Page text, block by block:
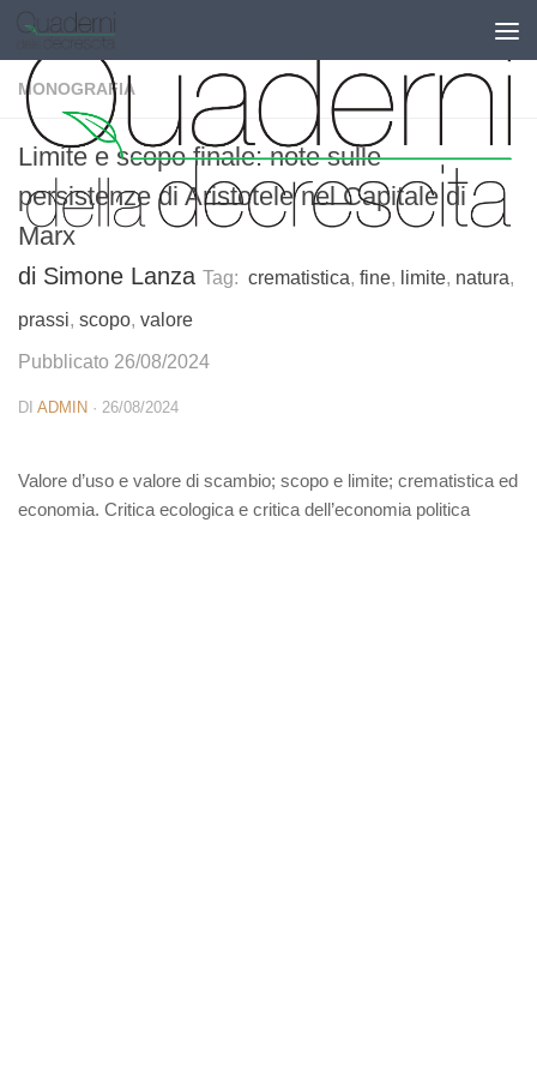
Salta al contenuto
MONOGRAFIA
Limite e scopo finale: note sulle
persistenze di Aristotele nel Capitale di
Marx
di Simone Lanza Tag: crematistica, fine, limite, natura,
prassi, scopo, valore
Pubblicato 26/08/2024
DI ADMIN · 26/08/2024
Valore d’uso e valore di scambio; scopo e limite; crematistica ed
economia. Critica ecologica e critica dell’economia politica